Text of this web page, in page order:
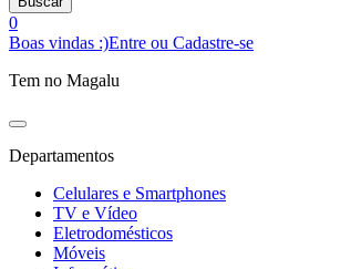
0
Boas vindas :)Entre ou Cadastre-se
Tem no Magalu
Departamentos
Celulares e Smartphones
TV e Vídeo
Eletrodomésticos
Móveis